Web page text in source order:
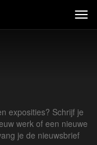
exposities? Schrijf je
werk of een nieuwe
je de nieuwsbrief